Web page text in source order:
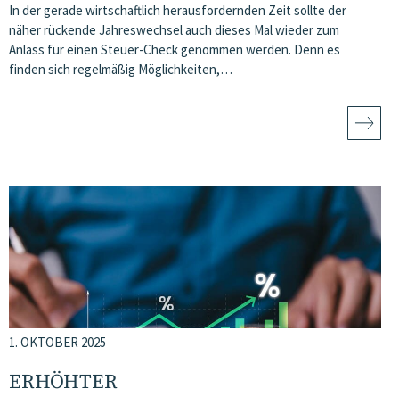
In der gerade wirtschaftlich herausfordernden Zeit sollte der
näher rückende Jahreswechsel auch dieses Mal wieder zum
Anlass für einen Steuer-Check genommen werden. Denn es
finden sich regelmäßig Möglichkeiten,…
1. OKTOBER 2025
ERHÖHTER